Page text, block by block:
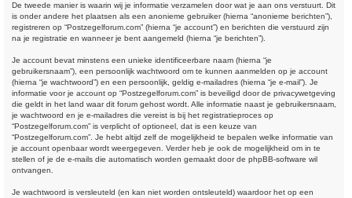
De tweede manier is waarin wij je informatie verzamelen door wat je aan ons verstuurt. Dit
is onder andere het plaatsen als een anonieme gebruiker (hierna “anonieme berichten”),
registreren op “Postzegelforum.com” (hierna “je account”) en berichten die verstuurd zijn
na je registratie en wanneer je bent aangemeld (hierna “je berichten”).
Je account bevat minstens een unieke identificeerbare naam (hierna “je
gebruikersnaam”), een persoonlijk wachtwoord om te kunnen aanmelden op je account
(hierna “je wachtwoord”) en een persoonlijk, geldig e-mailadres (hierna “je e-mail”). Je
informatie voor je account op “Postzegelforum.com” is beveiligd door de privacywetgeving
die geldt in het land waar dit forum gehost wordt. Alle informatie naast je gebruikersnaam,
je wachtwoord en je e-mailadres die vereist is bij het registratieproces op
“Postzegelforum.com” is verplicht of optioneel, dat is een keuze van
“Postzegelforum.com”. Je hebt altijd zelf de mogelijkheid te bepalen welke informatie van
je account openbaar wordt weergegeven. Verder heb je ook de mogelijkheid om in te
stellen of je de e-mails die automatisch worden gemaakt door de phpBB-software wil
ontvangen.
Je wachtwoord is versleuteld (en kan niet worden ontsleuteld) waardoor het op een